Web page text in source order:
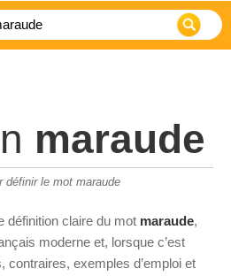
maraude
définir le mot maraude
définition claire du mot maraude,
moderne et, lorsque c’est
contraires, exemples d’emploi et